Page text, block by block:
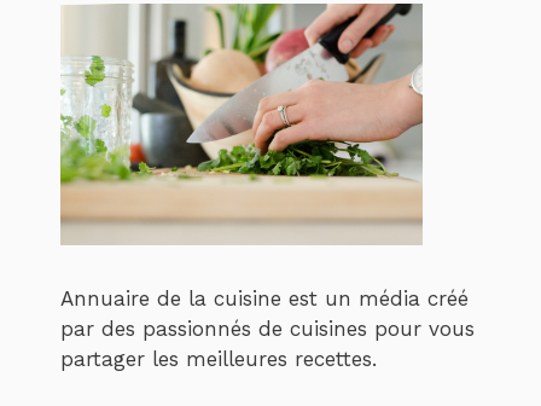
Annuaire de la cuisine est un média créé
par des passionnés de cuisines pour vous
partager les meilleures recettes.